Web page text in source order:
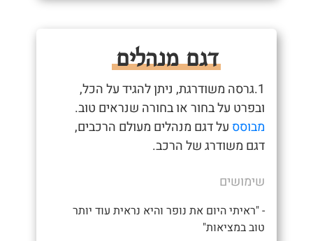
דגם מנהלים
1.גרסה משודרגת, ניתן להגיד על הכל,
ובפרט על בחור או בחורה שנראים טוב.
מבוסס על דגם מנהלים מעולם הרכבים,
דגם משודרג של הרכב.
שימושים
- "ראיתי היום את נופר והיא נראית עוד יותר
טוב במציאות"